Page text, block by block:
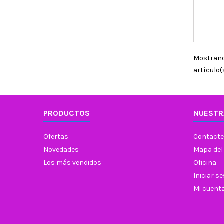
PRODUCTOS
Ofertas
Novedades
Los más vendidos
Mapa
Oficina
Iniciar
Mi